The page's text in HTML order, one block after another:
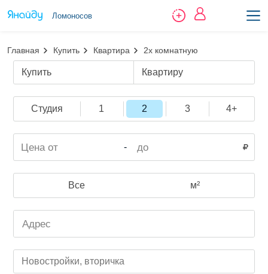
Ломоносов
Главная Купить Квартира 2х комнатную
Купить Квартиру
Студия 1 2 3 4+
-
Все м²
Новостройки, вторичка